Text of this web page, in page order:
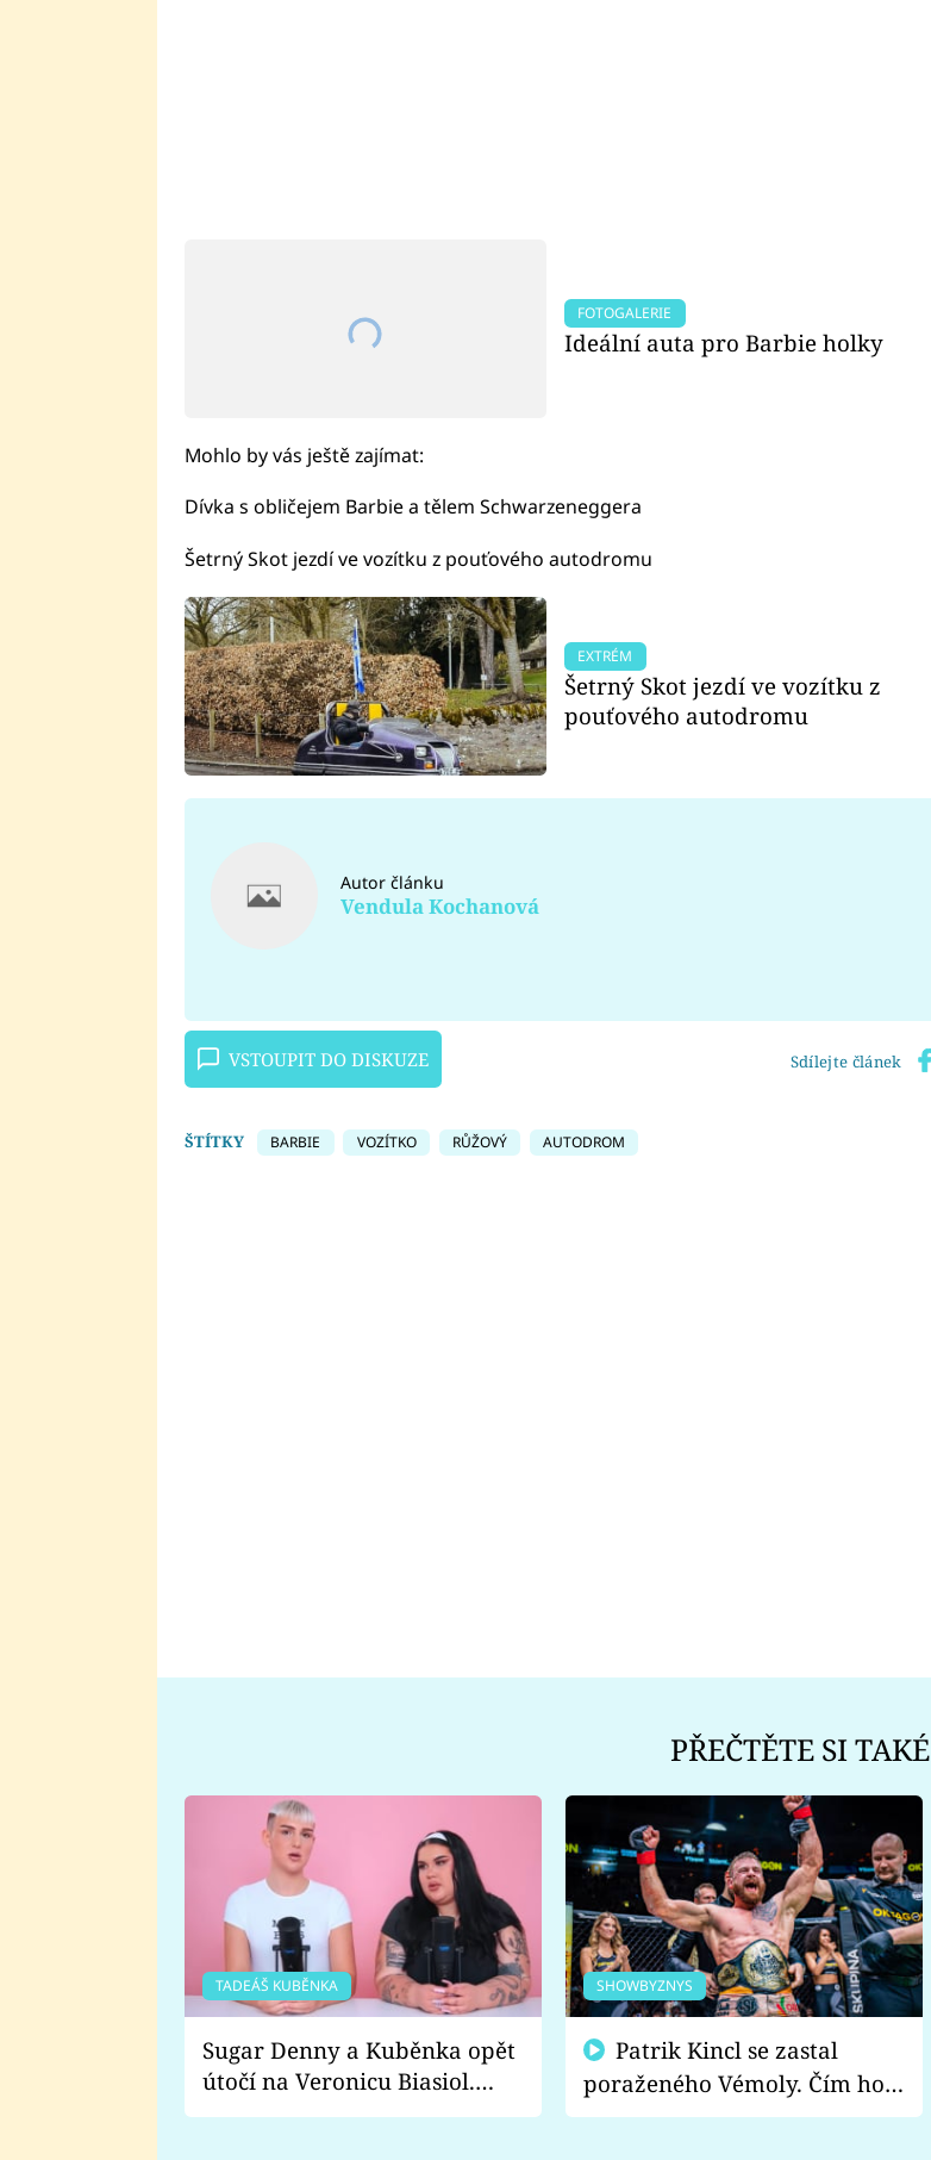
FOTOGALERIE
Ideální auta pro Barbie holky
Mohlo by vás ještě zajímat:
Dívka s obličejem Barbie a tělem Schwarzeneggera
Šetrný Skot jezdí ve vozítku z pouťového autodromu
EXTRÉM
Šetrný Skot jezdí ve vozítku z
pouťového autodromu
Autor článku
Vendula Kochanová
VSTOUPIT DO DISKUZE Sdílejte článek
ŠTÍTKY BARBIE VOZÍTKO RŮŽOVÝ AUTODROM
PŘEČTĚTE SI TAKÉ
TADEÁŠ KUBĚNKA
Sugar Denny a Kuběnka opět
útočí na Veronicu Biasiol.
Proč je podle nich falešná a
SHOWBYZNYS
poraženého Vémoly. Čím ho
fanoušci naštvali?